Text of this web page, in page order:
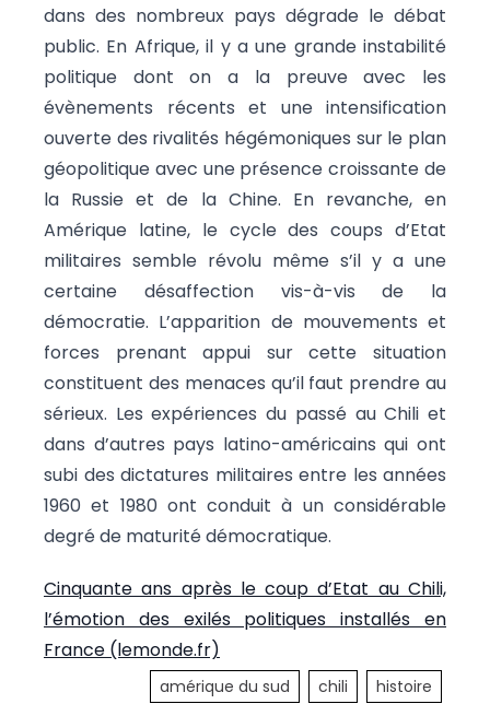
dans des nombreux pays dégrade le débat
public. En Afrique, il y a une grande instabilité
politique dont on a la preuve avec les
évènements récents et une intensification
ouverte des rivalités hégémoniques sur le plan
géopolitique avec une présence croissante de
la Russie et de la Chine. En revanche, en
Amérique latine, le cycle des coups d’Etat
militaires semble révolu même s’il y a une
certaine désaffection vis-à-vis de la
démocratie. L’apparition de mouvements et
forces prenant appui sur cette situation
constituent des menaces qu’il faut prendre au
sérieux. Les expériences du passé au Chili et
dans d’autres pays latino-américains qui ont
subi des dictatures militaires entre les années
1960 et 1980 ont conduit à un considérable
degré de maturité démocratique.
Cinquante ans après le coup d’Etat au Chili,
l’émotion des exilés politiques installés en
France (lemonde.fr)
amérique du sud chili
histoire